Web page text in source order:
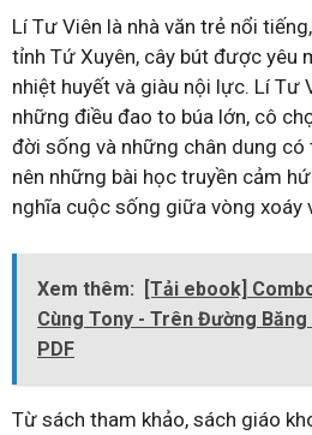
Lí Tư Viên là nhà văn trẻ nổi
tỉnh Tứ Xuyên, cây bút được yêu
nhiệt huyết và giàu nội lực. Lí Tư
những điều đao to búa lớn, cô
đời sống và những chân dung
nên những bài học truyền cảm
nghĩa cuộc sống giữa vòng xoáy
Xem thêm:
[Tải ebook]
Cùng Tony - Trên Đường
PDF
Từ sách tham khảo, sách giáo